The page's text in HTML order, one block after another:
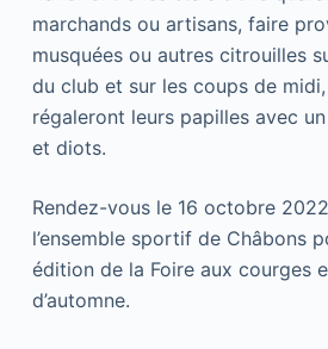
marchands ou artisans, faire
musquées ou autres citrouilles
du club et sur les coups de
régaleront leurs papilles avec
et diots.
Rendez-vous le 16 octobre
l’ensemble sportif de Châbons
édition de la Foire aux courges
d’automne.